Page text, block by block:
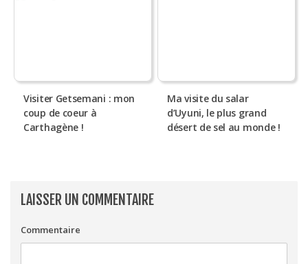
Visiter Getsemani : mon
coup de coeur à
Carthagène !
Ma visite du salar
d’Uyuni, le plus grand
désert de sel au monde !
LAISSER UN COMMENTAIRE
Commentaire